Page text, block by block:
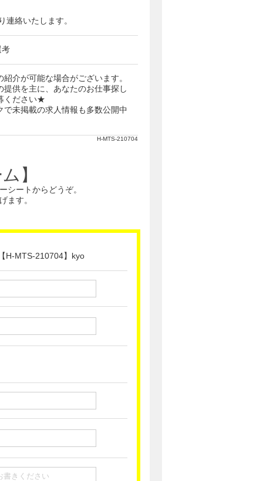
絡いたします。
考
介が可能な場合がございます。
提供を主に、あなたのお仕事探し
ください★
未掲載の求人情報も多数公開中
H-MTS-210704
】
シートからどうぞ。
ます。
H-MTS-210704】kyo